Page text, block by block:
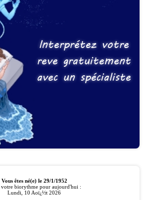
Interprétez votre
reve gratuitement
avec un spécialiste